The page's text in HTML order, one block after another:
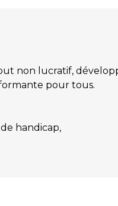
non lucratif,
pour tous.
handicap,